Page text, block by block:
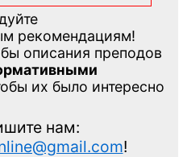
рекомендациям!
описания преподов
их было интересно
нам:
!